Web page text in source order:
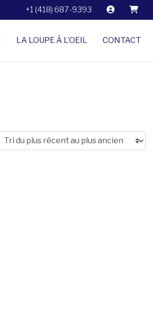
+1 (418) 687-9393
LA LOUPE À L’OEIL CONTACT